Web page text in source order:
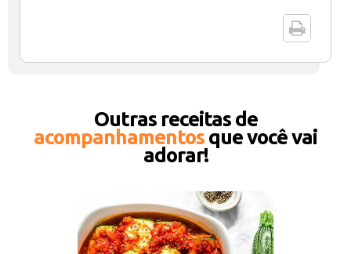
Outras receitas de
acompanhamentos que você vai
adorar!